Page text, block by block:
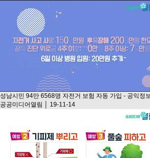
성남시민 94만 6568명 자전거 보험 자동 가입 - 공익정보
공공미디어열림 │ 19-11-14